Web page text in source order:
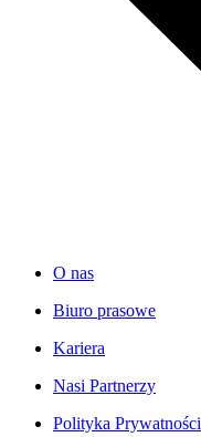
O nas
Biuro prasowe
Kariera
Nasi Partnerzy
Polityka Prywatności